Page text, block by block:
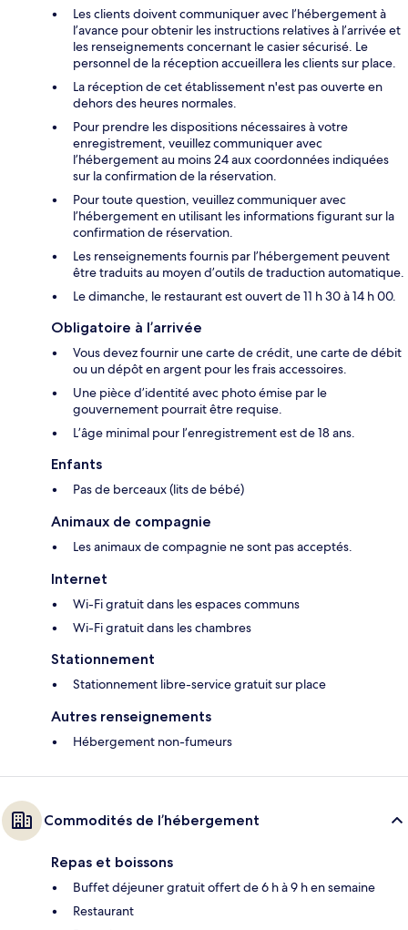
Les clients doivent communiquer avec l’hébergement à
l’avance pour obtenir les instructions relatives à l’arrivée et
les renseignements concernant le casier sécurisé. Le
personnel de la réception accueillera les clients sur place.
La réception de cet établissement n'est pas ouverte en
dehors des heures normales.
Pour prendre les dispositions nécessaires à votre
enregistrement, veuillez communiquer avec
l’hébergement au moins 24 aux coordonnées indiquées
sur la confirmation de la réservation.
Pour toute question, veuillez communiquer avec
l’hébergement en utilisant les informations figurant sur la
confirmation de réservation.
Les renseignements fournis par l’hébergement peuvent
être traduits au moyen d’outils de traduction automatique.
Le dimanche, le restaurant est ouvert de 11 h 30 à 14 h 00.
Obligatoire à l’arrivée
Vous devez fournir une carte de crédit, une carte de débit
ou un dépôt en argent pour les frais accessoires.
Une pièce d’identité avec photo émise par le
gouvernement pourrait être requise.
L’âge minimal pour l’enregistrement est de 18 ans.
Enfants
Pas de berceaux (lits de bébé)
Animaux de compagnie
Les animaux de compagnie ne sont pas acceptés.
Internet
Wi-Fi gratuit dans les espaces communs
Wi-Fi gratuit dans les chambres
Stationnement
Stationnement libre-service gratuit sur place
Autres renseignements
Hébergement non-fumeurs
Commodités de l’hébergement
Repas et boissons
Buffet déjeuner gratuit offert de 6 h à 9 h en semaine
Restaurant